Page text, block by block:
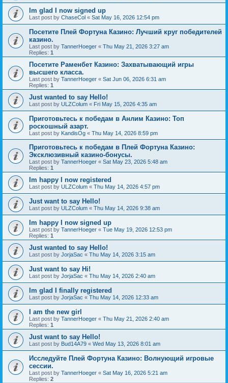
Im glad I now signed up
Last post by ChaseCol « Sat May 16, 2026 12:54 pm
Посетите Плей Фортуна Казино: Лучший круг победителей
казино.
Last post by TannerHoeger « Thu May 21, 2026 3:27 am
Replies: 1
Посетите Раменбет Казино: Захватывающий игры
высшего класса.
Last post by TannerHoeger « Sat Jun 06, 2026 6:31 am
Replies: 1
Just wanted to say Hello!
Last post by ULZColum « Fri May 15, 2026 4:35 am
Приготовьтесь к победам в Анлим Казино: Топ
роскошный азарт.
Last post by KandisOg « Thu May 14, 2026 8:59 pm
Приготовьтесь к победам в Плей Фортуна Казино:
Эксклюзивный казино-бонусы.
Last post by TannerHoeger « Sat May 23, 2026 5:48 am
Replies: 1
Im happy I now registered
Last post by ULZColum « Thu May 14, 2026 4:57 pm
Just want to say Hello!
Last post by ULZColum « Thu May 14, 2026 9:38 am
Im happy I now signed up
Last post by TannerHoeger « Tue May 19, 2026 12:53 pm
Replies: 1
Just wanted to say Hello!
Last post by JorjaSac « Thu May 14, 2026 3:15 am
Just want to say Hi!
Last post by JorjaSac « Thu May 14, 2026 2:40 am
Im glad I finally registered
Last post by JorjaSac « Thu May 14, 2026 12:33 am
I am the new girl
Last post by TannerHoeger « Thu May 21, 2026 2:40 am
Replies: 1
Just want to say Hello!
Last post by Bud14A79 « Wed May 13, 2026 8:01 am
Исследуйте Плей Фортуна Казино: Волнующий игровые
сессии.
Last post by TannerHoeger « Sat May 16, 2026 5:21 am
Replies: 2